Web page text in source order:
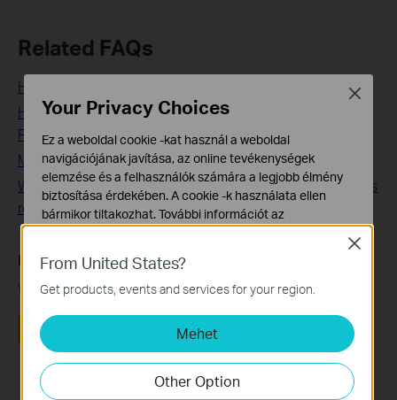
Related FAQs
How to reset TP-Link products to factory defaults
How to Setup a POE Network by Using TP-Link POE
Products
Most Popular FAQs for TP-Link Product
What can I do if my client can’t roam between my wireless
router and TP-Link AP & Range Extender product?
Ez a GY.I.K. hasznos volt?
Véleménye segíti az oldal fejlesztését
From United States?
Get products, events and services for your region.
Mehet
Other Option
Close
Your Privacy Choices
Ez a weboldal cookie -kat használ a weboldal
navigációjának javítása, az online tevékenységek
elemzése és a felhasználók számára a legjobb élmény
biztosítása érdekében. A cookie -k használata ellen
bármikor tiltakozhat. További információt az
Alap Cookie-k
Ezek a cookie -k a webhely működéséhez szükségesek,
és nem tilthatók le a rendszereiben.
Marketing és Elemző Cookie-k
Az elemző cookie -k lehetővé teszik számunkra, hogy
elemezzük weboldalunkon végzett tevékenységeit, hogy
javítsuk és módosítsuk webhelyünk működését.
Close